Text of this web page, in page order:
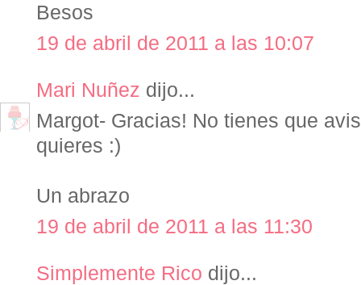
Besos
19 de abril de 2011 a las 10:07
Mari Nuñez dijo...
Margot- Gracias! No tienes que
quieres :)
Un abrazo
19 de abril de 2011 a las 11:30
Simplemente Rico dijo...